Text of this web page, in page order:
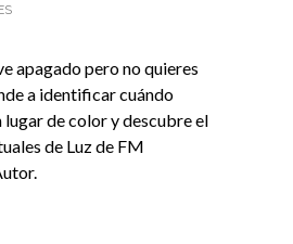
apagado pero no quieres
a identificar cuándo
lugar de color y descubre el
de Luz de FM